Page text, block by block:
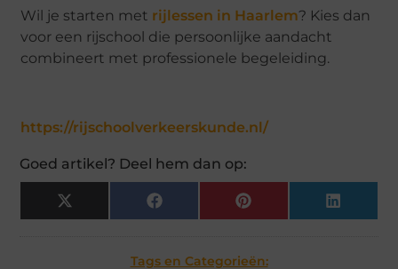
Wil je starten met rijlessen in Haarlem? Kies dan
voor een rijschool die persoonlijke aandacht
combineert met professionele begeleiding.
https://rijschoolverkeerskunde.nl/
Goed artikel? Deel hem dan op:
X
(Twitter)
Facebook Pinterest LinkedIn
Tags en Categorieën: